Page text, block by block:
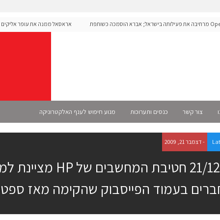
OpenAI מרחיבה את פעילותה בישראל; אברא הוסמכה כשותפת
אראסאל ממנה את עופר אליקים
צור קשר כנסים ותערוכות מנוע חיפוש לענף האלקטרוניקה
- דצמבר 21, 2009
בעמוד הפייסבוק שהקימה מאז ספטמבר